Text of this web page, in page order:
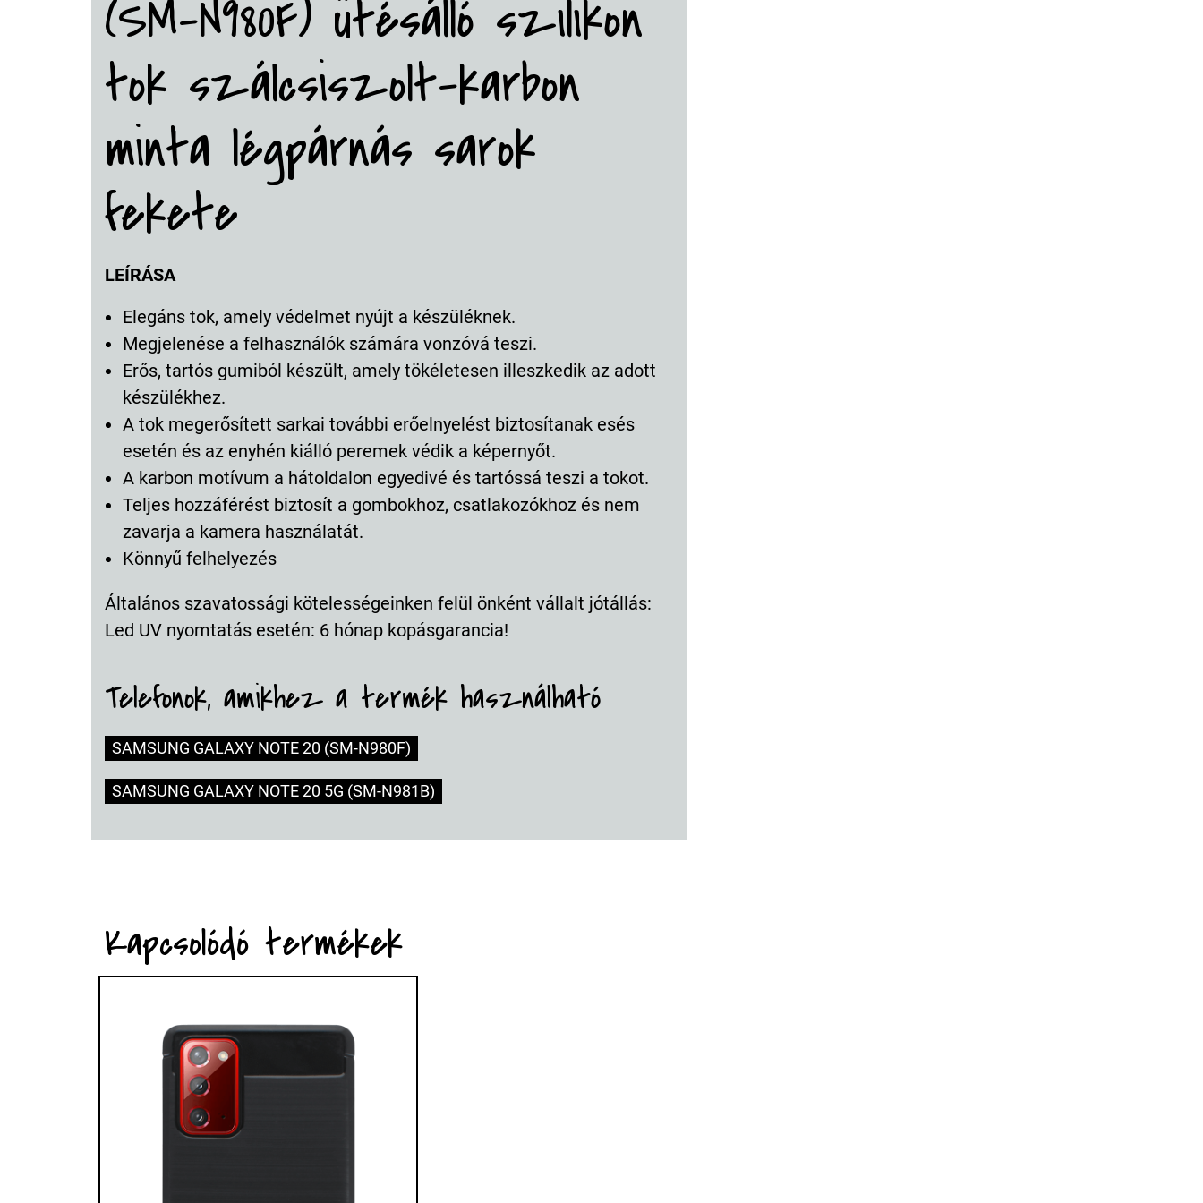
(SM-N980F) ütésálló szilikon
tok szálcsiszolt-karbon
minta légpárnás sarok
fekete
LEÍRÁSA
Elegáns tok, amely védelmet nyújt a készüléknek.
Megjelenése a felhasználók számára vonzóvá teszi.
Erős, tartós gumiból készült, amely tökéletesen illeszkedik az adott
készülékhez.
A tok megerősített sarkai további erőelnyelést biztosítanak esés
esetén és az enyhén kiálló peremek védik a képernyőt.
A karbon motívum a hátoldalon egyedivé és tartóssá teszi a tokot.
Teljes hozzáférést biztosít a gombokhoz, csatlakozókhoz és nem
zavarja a kamera használatát.
Könnyű felhelyezés
Általános szavatossági kötelességeinken felül önként vállalt jótállás:
Led UV nyomtatás esetén: 6 hónap kopásgarancia!
Telefonok, amikhez a termék használható
SAMSUNG GALAXY NOTE 20 (SM-N980F)
SAMSUNG GALAXY NOTE 20 5G (SM-N981B)
Kapcsolódó termékek